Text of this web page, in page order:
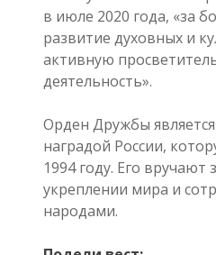
в июле 2020 года, «за
развитие духовных и
активную
деятельность».
Орден Дружбы
наградой России,
1994 году. Его вручают
укреплении мира и
народами.